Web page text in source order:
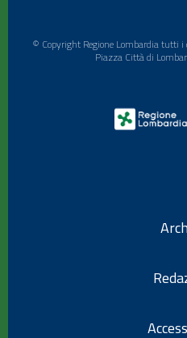
© Copyright Regione Lombardia
Piazza Città di